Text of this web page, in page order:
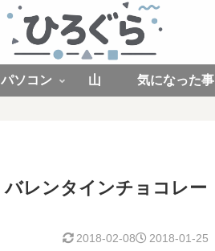
パソコン 山 気になった事
バレンタインチョコレー
2018-01-25
2018-02-08